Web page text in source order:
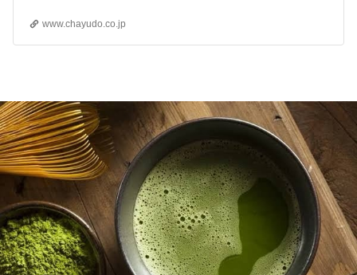
ンショップ｜抹茶スイーツ販売
www.chayudo.co.jp